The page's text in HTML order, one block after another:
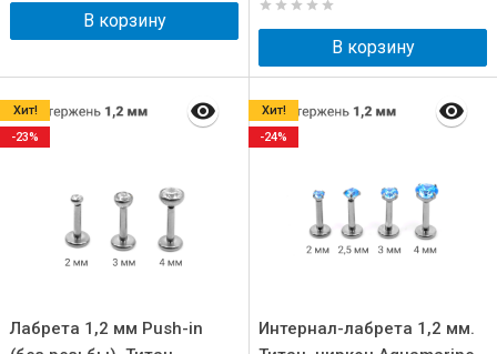
В корзину
В корзину
Лабрета 1,2 мм Push-in
Хит!
-23%
Интернал-лабрета 1,2 мм.
Хит!
-24%